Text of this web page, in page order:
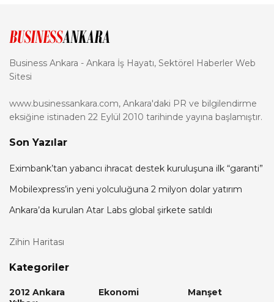
Business Ankara - Ankara İş Hayatı, Sektörel Haberler Web
Sitesi
www.businessankara.com, Ankara'daki PR ve bilgilendirme
eksiğine istinaden 22 Eylül 2010 tarihinde yayına başlamıştır.
Son Yazılar
Eximbank’tan yabancı ihracat destek kuruluşuna ilk “garanti”
Mobilexpress’in yeni yolculuğuna 2 milyon dolar yatırım
Ankara’da kurulan Atar Labs global şirkete satıldı
Zihin Haritası
Kategoriler
2012 Ankara
Ekonomi Manşet